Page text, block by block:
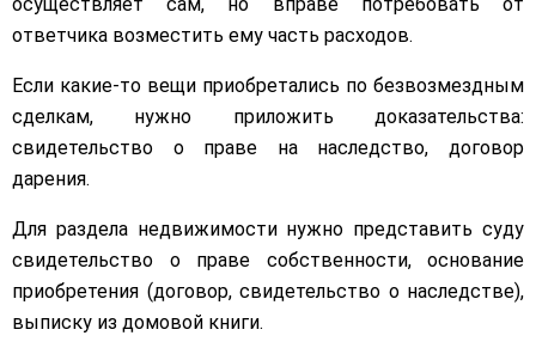
ответчика возместить ему часть расходов.
Если какие-то вещи приобретались по безвозмездным
сделкам, нужно приложить доказательства:
свидетельство о праве на наследство, договор
дарения.
Для раздела недвижимости нужно представить суду
свидетельство о праве собственности, основание
приобретения (договор, свидетельство о наследстве),
выписку из домовой книги.